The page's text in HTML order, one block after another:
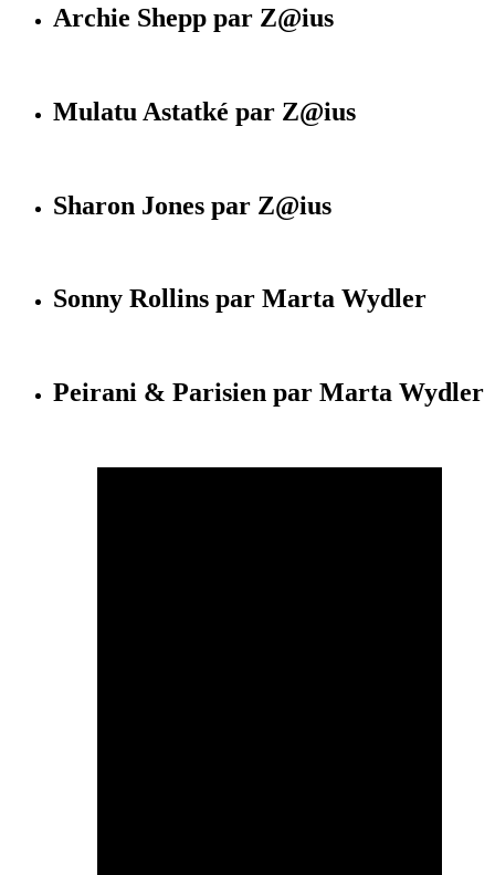
Archie Shepp par Z@ius
Mulatu Astatké par Z@ius
Sharon Jones par Z@ius
Sonny Rollins par Marta Wydler
Peirani & Parisien par Marta Wydler